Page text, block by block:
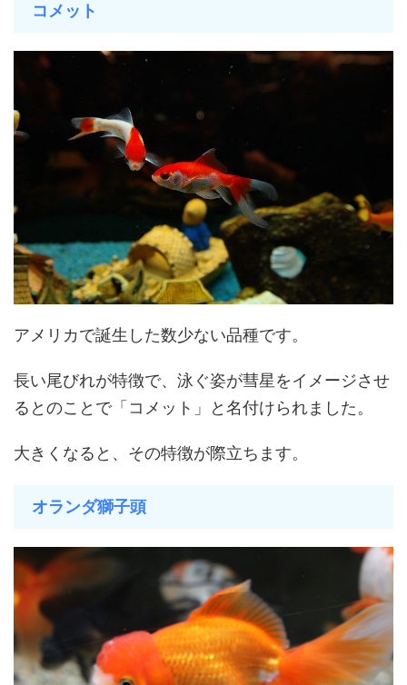
コメット
アメリカで誕生した数少ない品種です。
長い尾びれが特徴で、泳ぐ姿が彗星をイメージさせ
るとのことで「コメット」と名付けられました。
大きくなると、その特徴が際立ちます。
オランダ獅子頭